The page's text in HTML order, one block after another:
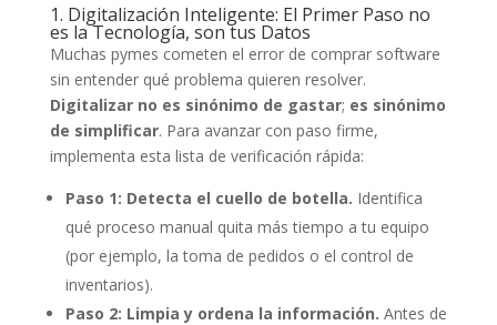
1. Digitalización Inteligente: El Primer Paso no
es la Tecnología, son tus Datos
Muchas pymes cometen el error de comprar software
sin entender qué problema quieren resolver.
Digitalizar no es sinónimo de gastar; es sinónimo
de simplificar. Para avanzar con paso firme,
implementa esta lista de verificación rápida:
Paso 1: Detecta el cuello de botella. Identifica
qué proceso manual quita más tiempo a tu equipo
(por ejemplo, la toma de pedidos o el control de
inventarios).
Paso 2: Limpia y ordena la información. Antes de